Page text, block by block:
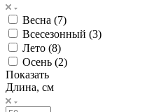
Весна (7)
Всесезонный (3)
Лето (8)
Осень (2)
Показать
Длина, см